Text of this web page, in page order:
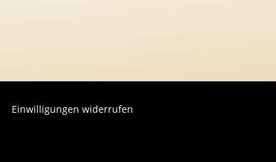
Einwilligungen widerrufen